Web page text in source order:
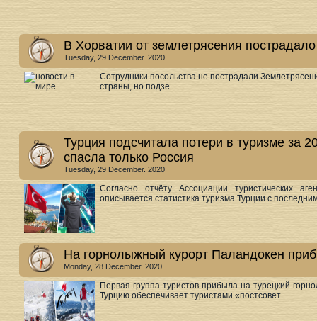
В Хорватии от землетрясения
Tuesday, 29 December. 2020
Сотрудники посольства не пострадали
страны, но подзе...
Турция подсчитала потери в туризме за
спасла только Россия
Tuesday, 29 December. 2020
Согласно отчёту Ассоциации туристических
описывается статистика туризма Турции с
На горнолыжный курорт Паландокен
Monday, 28 December. 2020
Первая группа туристов прибыла на турецкий
Турцию обеспечивает туристами «постсовет...